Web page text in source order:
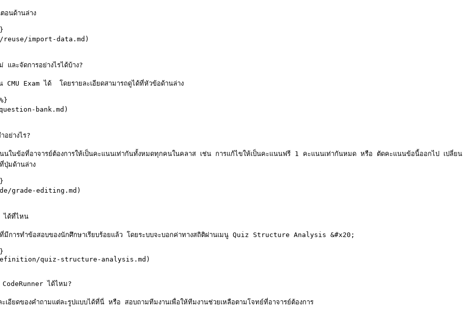
นด้านล่าง
reuse/import-data.md)
ละจัดการอย่างไรได้บ้าง?
CMU Exam ได้  โดยรายละเอียดสามารถดูได้ที่หัวข้อด้านล่าง
bank.md)
ย่างไร?
ในข้อที่อาจารย์ต้องการให้เป็นคะแนนเท่ากันทั้งหมดทุกคนในคลาส เช่น การแก้ไขให้เป็นคะแนนฟรี 1 คะแนนเท่ากันหมด หรือ ตัดคะแนนข้อนี้ออกไป เปลี่ยน
ปุ่มด้านล่าง
grade-editing.md)
ได้ที่ไหน
ที่มีการทำข้อสอบของนักศึกษาเรียบร้อยแล้ว โดยระบบจะบอกค่าทางสถิติผ่านเมนู Quiz Structure Analysis &#x20;
quiz-structure-analysis.md)
ได้ไหม?
อียดของคำถามแต่ละรูปแบบได้ที่นี่ หรือ สอบถามทีมงานเพื่อให้ทีมงานช่วยเหลือตามโจทย์ที่อาจารย์ต้องการ